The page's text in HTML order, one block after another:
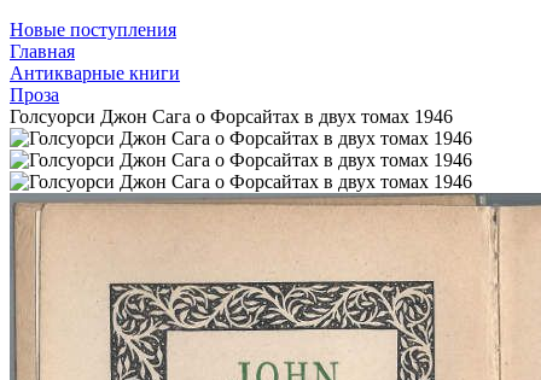
Новые поступления
Главная
Антикварные книги
Проза
Голсуорси Джон Сага о Форсайтах в двух томах 1946